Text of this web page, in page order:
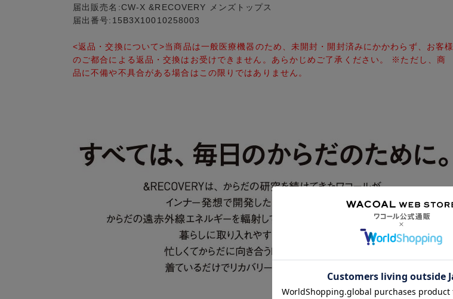
届出販売名:CW-X &RECOVERY メンズトップス
届出番号:15B3X10010258003
<返品・交換について>当商品は一般医療機器のため、未開封・開封済みにかかわらず、お客様
のご都合による返品・交換はお受けできません。あらかじめご了承ください。 ※ただし、商
品に不備や不具合がある場合はこの限りではありません。